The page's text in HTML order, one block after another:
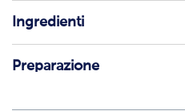
Ingredienti
Preparazione